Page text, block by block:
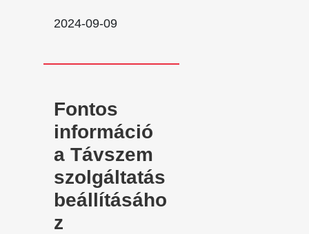
2024-09-09
Fontos
információ
a Távszem
szolgáltatás
beállításáho
z